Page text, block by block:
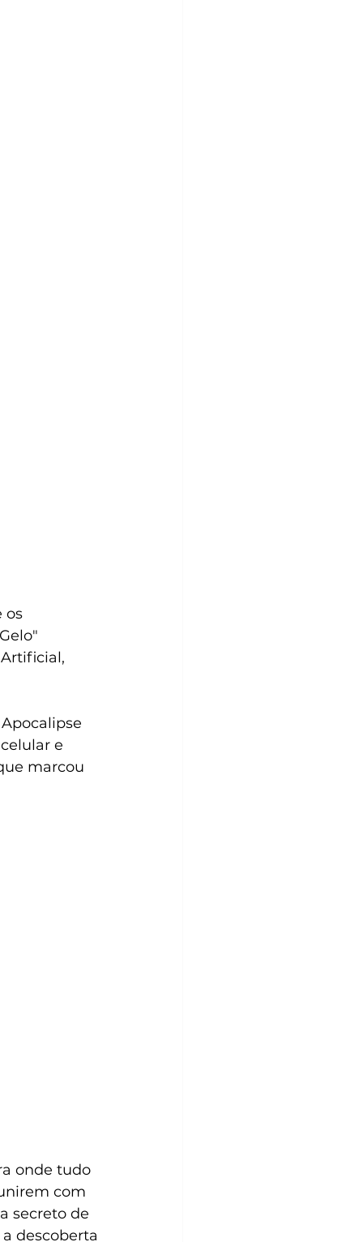
os
e
marcou
onde tudo
com
secreto de
descoberta